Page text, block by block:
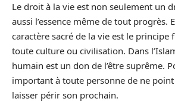
Le droit à la vie est non seulement un
aussi l’essence même de tout progrès.
caractère sacré de la vie est le principe
toute culture ou civilisation. Dans
humain est un don de l’être suprême.
important à toute personne de ne
laisser périr son prochain.